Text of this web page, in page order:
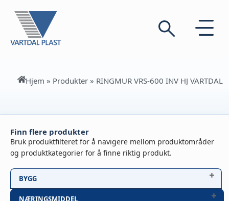
Hjem » Produkter » RINGMUR VRS-600 INV HJ VARTDAL
Finn flere produkter
Bruk produktfilteret for å navigere mellom produktområder
og produktkategorier for å finne riktig produkt.
BYGG
NÆRINGSMIDDEL